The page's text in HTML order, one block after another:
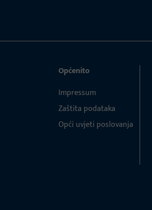
Općenito
Impressum
Zaštita podataka
Opći uvjeti poslovanja